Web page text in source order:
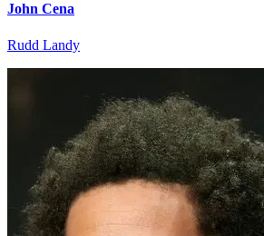
John Cena
Rudd Landy